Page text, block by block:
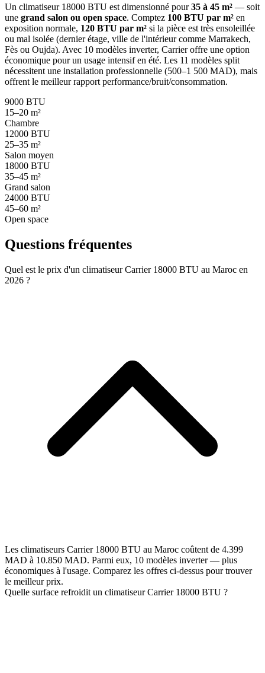
Un climatiseur 18000 BTU est dimensionné pour35 à 45 m² — soit
une grand salon ou open space. Comptez 100 BTU par m² en
exposition normale, 120 BTU par m² si la pièce est très ensoleillée
ou mal isolée (dernier étage, ville de l'intérieur comme Marrakech,
Fès ou Oujda). Avec 10 modèles inverter, Carrier offre une option
économique pour un usage intensif en été. Les 11 modèles split
nécessitent une installation professionnelle (500–1 500 MAD), mais
offrent le meilleur rapport performance/bruit/consommation.
9000 BTU
15–20 m²
Chambre
12000 BTU
25–35 m²
Salon moyen
18000 BTU
35–45 m²
Grand salon
24000 BTU
45–60 m²
Open space
Questions fréquentes
Quel est le prix d'un climatiseur Carrier 18000 BTU au Maroc en
2026 ?
Les climatiseurs Carrier 18000 BTU au Maroc coûtent de 4.399
MAD à 10.850 MAD. Parmi eux, 10 modèles inverter — plus
économiques à l'usage. Comparez les offres ci-dessus pour trouver
le meilleur prix.
Quelle surface refroidit un climatiseur Carrier 18000 BTU ?